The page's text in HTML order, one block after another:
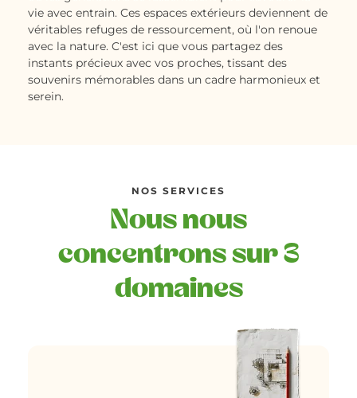
vie avec entrain. Ces espaces extérieurs deviennent de
véritables refuges de ressourcement, où l'on renoue
avec la nature. C'est ici que vous partagez des
instants précieux avec vos proches, tissant des
souvenirs mémorables dans un cadre harmonieux et
serein.
NOS SERVICES
Nous nous
concentrons sur 3
domaines